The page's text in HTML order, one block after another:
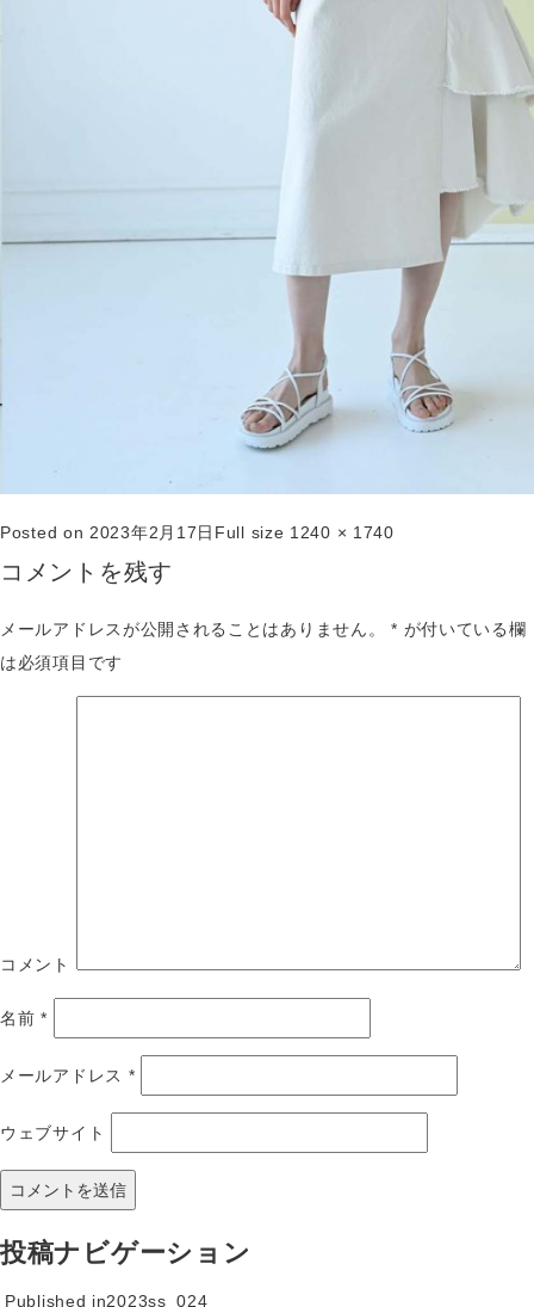
Posted on 2023年2月17日 Full size 1240 × 1740
コメントを残す
メールアドレスが公開されることはありません。 * が付いている欄
は必須項目です
コメント
名前*
メールアドレス *
ウェブサイト
投稿ナビゲーション
Published in2023ss_024